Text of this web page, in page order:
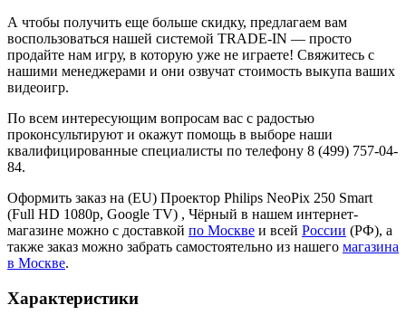
А чтобы получить еще больше скидку, предлагаем вам
воспользоваться нашей системой TRADE-IN — просто
продайте нам игру, в которую уже не играете! Свяжитесь с
нашими менеджерами и они озвучат стоимость выкупа ваших
видеоигр.
По всем интересующим вопросам вас с радостью
проконсультируют и окажут помощь в выборе наши
квалифицированные специалисты по телефону 8 (499) 757-04-
84.
Оформить заказ на (EU) Проектор Philips NeoPix 250 Smart
(Full HD 1080p, Google TV) , Чёрный в нашем интернет-
магазине можно с доставкой по Москве и всей России (РФ), а
также заказ можно забрать самостоятельно из нашего магазина
в Москве.
Характеристики